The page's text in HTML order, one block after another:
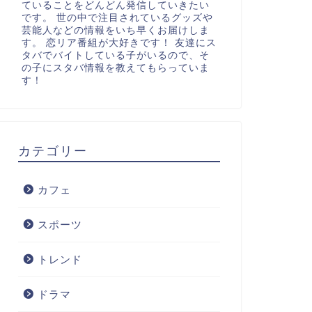
ていることをどんどん発信していきたい
です。 世の中で注目されているグッズや
芸能人などの情報をいち早くお届けしま
す。 恋リア番組が大好きです！ 友達にス
タバでバイトしている子がいるので、そ
の子にスタバ情報を教えてもらっていま
す！
カテゴリー
カフェ
スポーツ
トレンド
ドラマ